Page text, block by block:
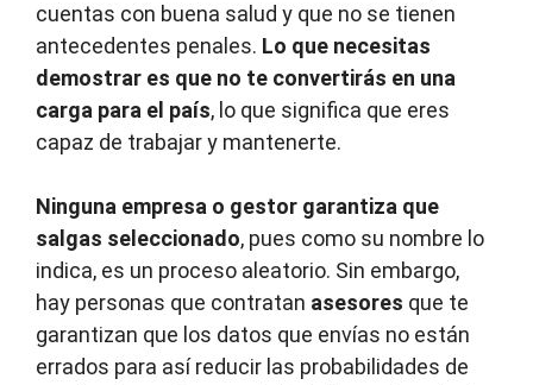
cuentas con buena salud y que no se tienen
antecedentes penales. Lo que necesitas
demostrar es que no te convertirás en una
carga para el país, lo que significa que eres
capaz de trabajar y mantenerte.
Ninguna empresa o gestor garantiza que
salgas seleccionado, pues como su nombre lo
indica, es un proceso aleatorio. Sin embargo,
hay personas que contratan asesores que te
garantizan que los datos que envías no están
errados para así reducir las probabilidades de